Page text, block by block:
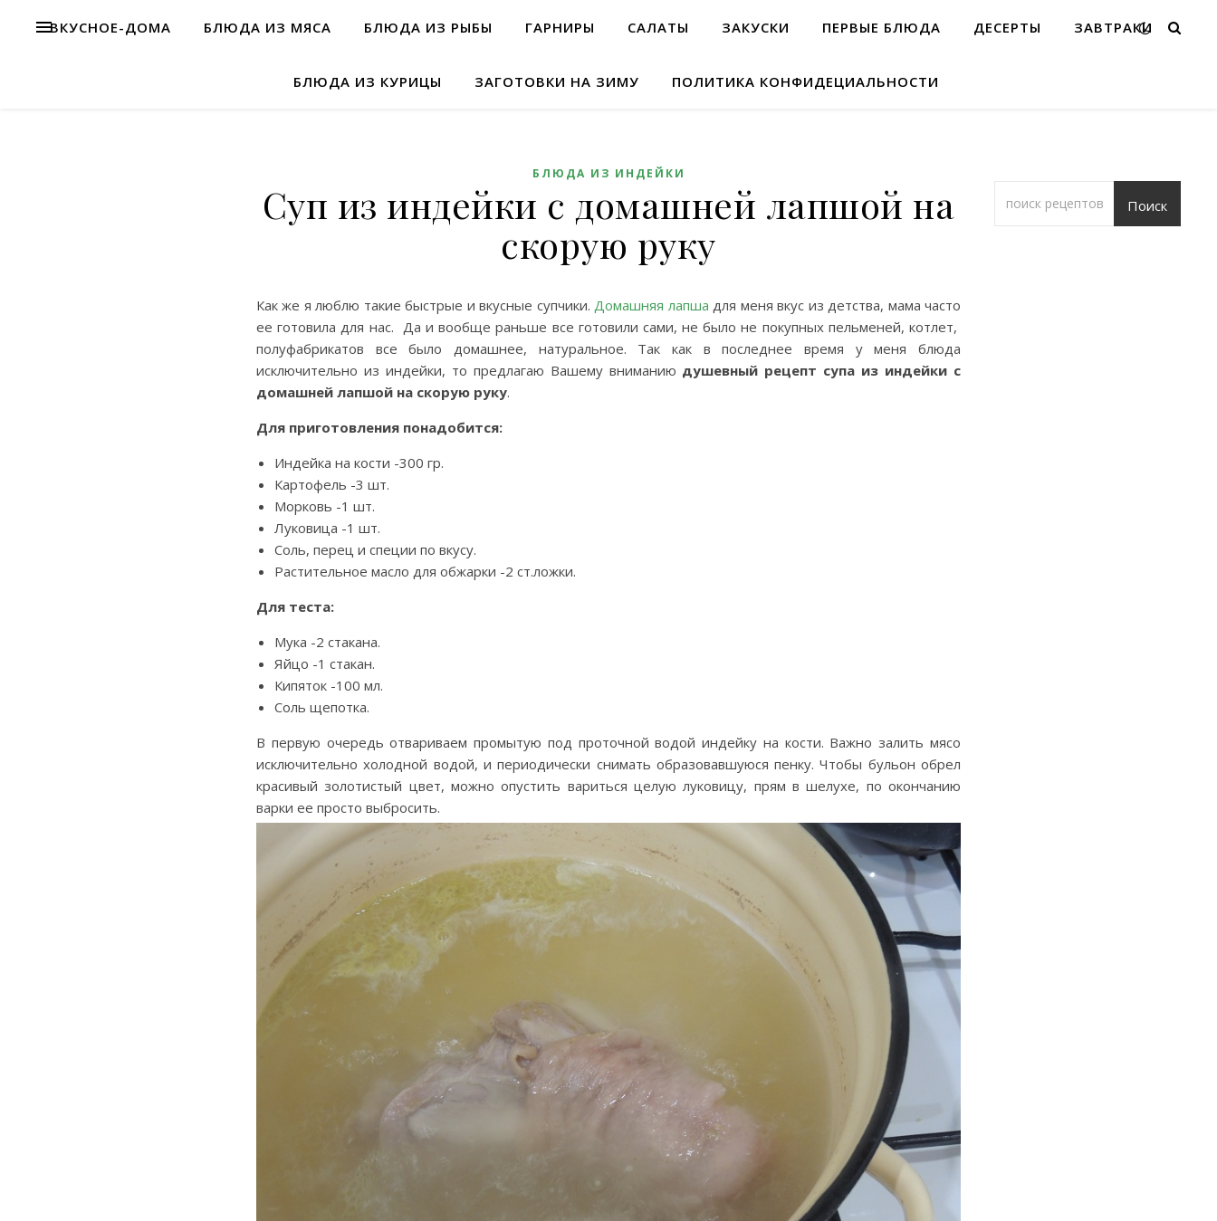
ВКУСНОЕ-ДОМА БЛЮДА ИЗ МЯСА БЛЮДА ИЗ РЫБЫ ГАРНИРЫ САЛАТЫ ЗАКУСКИ ПЕРВЫЕ БЛЮДА ДЕСЕРТЫ ЗАВТРАКИ
БЛЮДА ИЗ КУРИЦЫ ЗАГОТОВКИ НА ЗИМУ ПОЛИТИКА КОНФИДЕЦИАЛЬНОСТИ
БЛЮДА ИЗ ИНДЕЙКИ
Суп из индейки с домашней лапшой на
скорую руку
Как же я люблю такие быстрые и вкусные супчики.Домашняя лапша для меня вкус из детства, мама часто
ее готовила для нас. Да и вообще раньше все готовили сами, не было не покупных пельменей, котлет,
полуфабрикатов все было домашнее, натуральное. Так как в последнее время у меня блюда
исключительно из индейки, то предлагаю Вашему вниманию душевный рецепт супа из индейки с
домашней лапшой на скорую руку.
Для приготовления понадобится:
Индейка на кости -300 гр.
Картофель -3 шт.
Морковь -1 шт.
Луковица -1 шт.
Соль, перец и специи по вкусу.
Растительное масло для обжарки -2 ст.ложки.
Для теста:
Мука -2 стакана.
Яйцо -1 стакан.
Кипяток -100 мл.
Соль щепотка.
В первую очередь отвариваем промытую под проточной водой индейку на кости. Важно залить мясо
исключительно холодной водой, и периодически снимать образовавшуюся пенку. Чтобы бульон обрел
красивый золотистый цвет, можно опустить вариться целую луковицу, прям в шелухе, по окончанию
варки ее просто выбросить.
Поиск